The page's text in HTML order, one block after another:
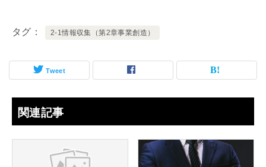
タグ 2-1情報収集（第2章事業創造）
Tweet
関連記事